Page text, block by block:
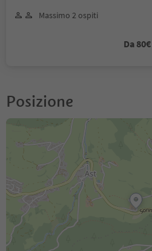
Massimo 2 ospiti
Da 80€
Posizione